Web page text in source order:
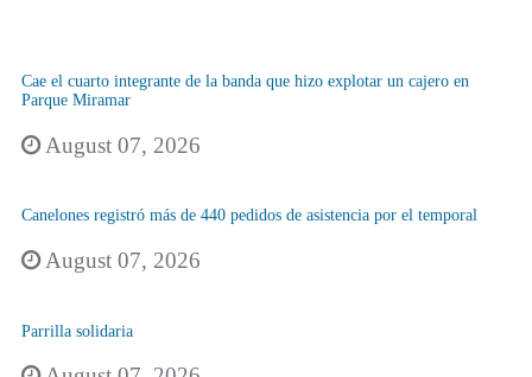
Cae el cuarto integrante de la banda que hizo explotar un cajero en
Parque Miramar
August 07, 2026
Canelones registró más de 440 pedidos de asistencia por el temporal
August 07, 2026
Parrilla solidaria